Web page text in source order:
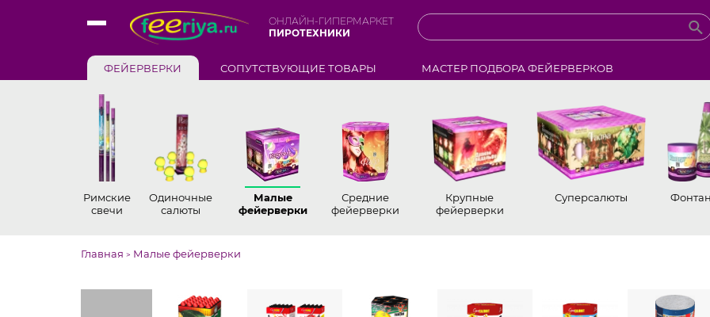
ОНЛАЙН-ГИПЕРМАРКЕТ
ПИРОТЕХНИКИ
ФЕЙЕРВЕРКИ СОПУТСТВУЮЩИЕ ТОВАРЫ МАСТЕР ПОДБОРА ФЕЙЕРВЕРКОВ
Римские
свечи
Одиночные
салюты
Малые
фейерверки
Средние
фейерверки
Крупные
фейерверки
Суперсалюты
Главная > Малые фейерверки